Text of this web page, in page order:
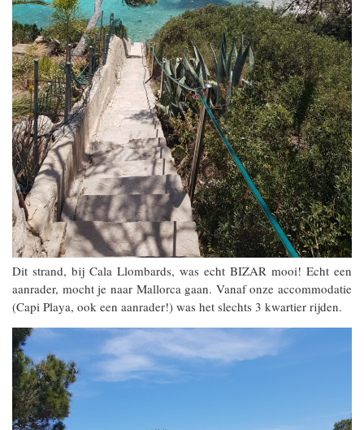
Dit strand, bij Cala Llombards, was echt BIZAR mooi! Echt een
aanrader, mocht je naar Mallorca gaan. Vanaf onze accommodatie
(Capi Playa, ook een aanrader!) was het slechts 3 kwartier rijden.